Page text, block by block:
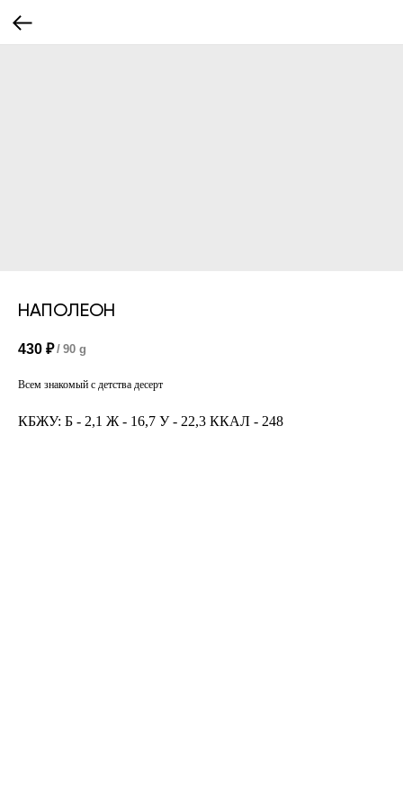
НАПОЛЕОН
430 ₽ / 90 g
Всем знакомый с детства десерт
КБЖУ: Б - 2,1 Ж - 16,7 У - 22,3 ККАЛ - 248